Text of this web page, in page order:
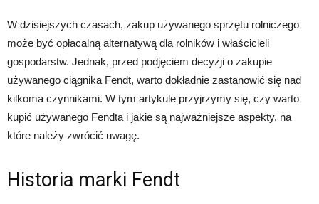
W dzisiejszych czasach, zakup używanego sprzętu rolniczego
może być opłacalną alternatywą dla rolników i właścicieli
gospodarstw. Jednak, przed podjęciem decyzji o zakupie
używanego ciągnika Fendt, warto dokładnie zastanowić się nad
kilkoma czynnikami. W tym artykule przyjrzymy się, czy warto
kupić używanego Fendta i jakie są najważniejsze aspekty, na
które należy zwrócić uwagę.
Historia marki Fendt